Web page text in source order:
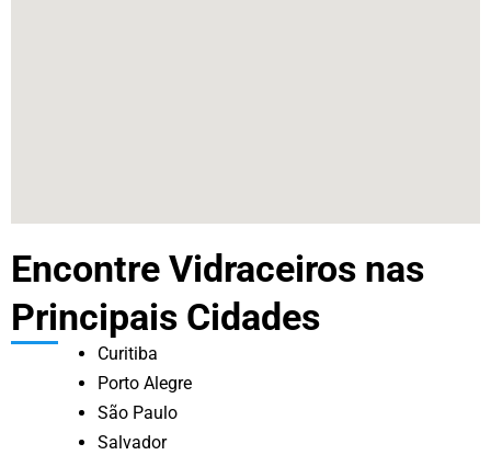
Encontre Vidraceiros nas
Principais Cidades
Curitiba
Porto Alegre
São Paulo
Salvador